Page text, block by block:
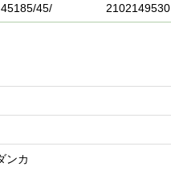
45185/45/ 2102149530
ンカ